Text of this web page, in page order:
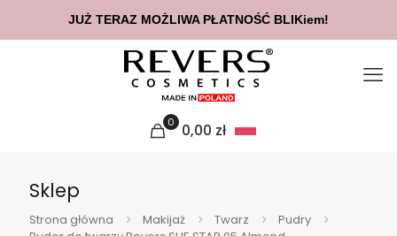
0 0,00 zł
Sklep
Strona główna Makijaż Twarz
Pudry
JUŻ TERAZ MOŻLIWA PŁATNOŚĆ BLIKiem!